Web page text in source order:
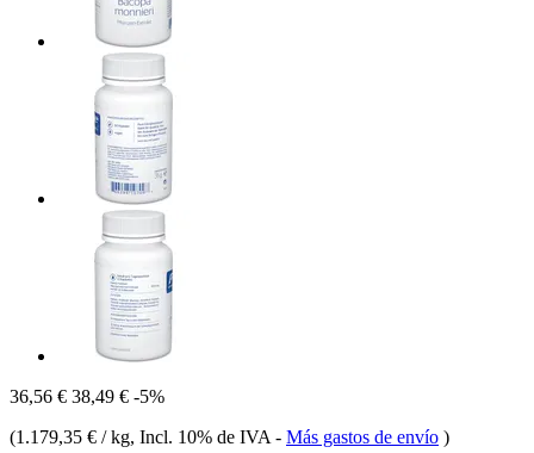
36,56 € 38,49 € -5%
(1.179,35 € / kg, Incl. 10% de IVA - Más gastos de envío )